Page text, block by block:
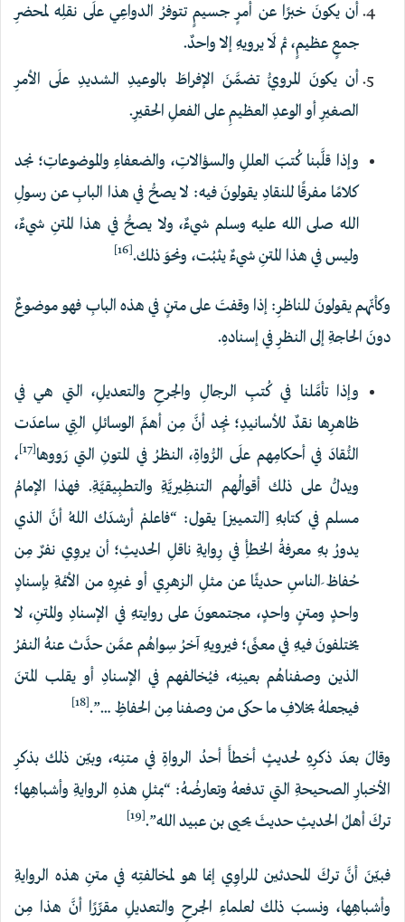
أن يكونَ خبرًا عن أمرٍ جسيمٍ تتوفرُ الدواعِي علَى نقلِه لمحضرِ
جمعٍ عظيمٍ، ثم لَا يرويهِ إلا واحدٌ.
أن يكونَ المرويُّ تضمَّنَ الإفراطَ بالوعيدِ الشديدِ علَى الأمرِ
الصغيرِ أو الوعدِ العظيمِ على الفعلِ الحقيرِ.
وإذا قلَّبنا كُتبَ العللِ والسؤالاتِ، والضعفاءِ والموضوعاتِ؛ نجد
كلامًا مفرقًا للنقادِ يقولونَ فيه: لا يصحُّ في هذا البابِ عن رسولِ
الله صلى الله عليه وسلم شيءٌ، ولا يصحُّ في هذا المتنِ شيءٌ،
وليس في هذا ‌المتنِ شيءٌ يثبُت، ونحوَ ذلك.[16]
وكأنّهم يقولونَ للناظرِ: إذا وقفتَ على متنٍ في هذه البابِ فهو موضوعٌ
دونَ الحاجةِ إلى النظرِ في إسنادهِ.
وإذا تأمَّلنا في كُتبِ الرجالِ والجرحِ والتعديلِ، التي هي في
ظاهرِها نقدٌ للأسانيدِ؛ نجِد أنَّ مِن أهمِّ الوسائلِ التِي ساعدَت
النُّقادَ في أحكامِهم علَى الرُّواةِ، النظرُ في المتونِ التي رَووها[17]
،
ويدلُّ على ذلك أقوالُهم التنظِيريَّةِ والتطبِيقيَّةِ. فهذا الإمامُ
مسلم في كتابهِ [التمييز] يقول: “فاعلمْ أرشدَك اللهُ أنَّ الذي
يدورُ بهِ معرفةُ الخطأِ في رِوايةِ ناقلِ الحديثِ؛ أن يروِي نفرٌ مِن
حُفاظ ِالناسِ حديثًا عن مثلِ الزهرِي أو غيرِهِ من الأئمةِ بإسنادٍ
واحدٍ ومتنٍ واحدٍ، مجتمعونَ على روايتهِ في الإسنادِ والمتنِ، لا
يختلفونَ فيهِ في معنًى؛ فيرويهِ آخرُ سِواهُم عمَّن حدَّث عنهُ النفرُ
الذين وصفناهُم بعينِه، فيُخالفهم في الإسنادِ أو يقلب المتنَ
فيجعلهُ بخلافِ ما حكى من وصفنا مِن الحفاظِ …”.[18]
وقالَ بعدَ ذكرِهِ لحديثٍ أخطأَ أحدُ الرواةِ في متنِه، وبيّن ذلك بذكرِ
الأخبارِ الصحيحةِ التي تدفعهُ وتعارضُهُ: “بمثلِ هذهِ الروايةِ وأشباهِها؛
تركَ أهلُ الحديثِ حديثَ يحيى بن عبيد الله”.[19]
فبيّنَ أنَّ تركَ المحدثين للراوِي إنما هو لمخالفتِه في متنِ هذه الروايةِ
وأشباهِها، ونسبَ ذلك لعلماءِ الجرحِ والتعديلِ مقرِّرًا أنَّ هذا مِن